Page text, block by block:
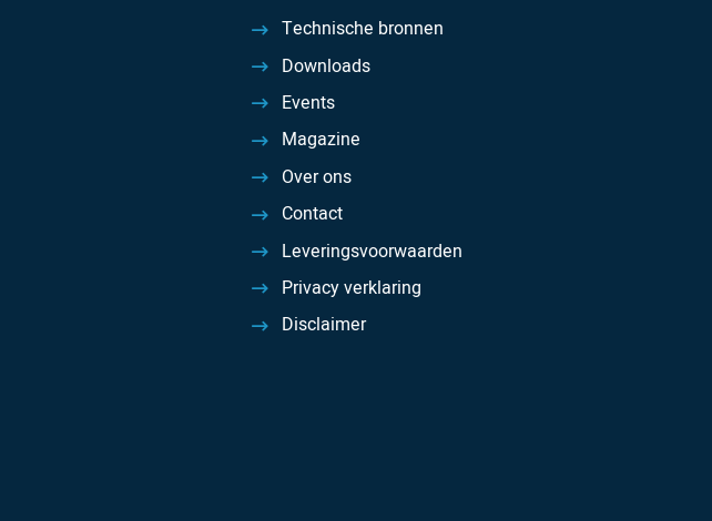
Technische bronnen
Downloads
Events
Magazine
Over ons
Contact
Leveringsvoorwaarden
Privacy verklaring
Disclaimer